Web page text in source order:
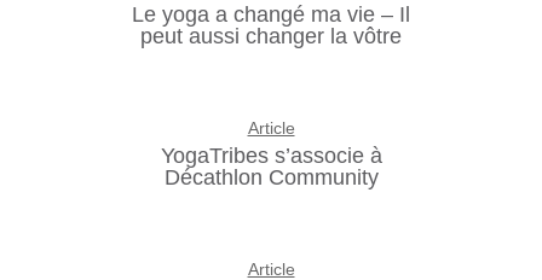
Le yoga a changé ma vie – Il
peut aussi changer la vôtre
Article
YogaTribes s’associe à
Décathlon Community
Article